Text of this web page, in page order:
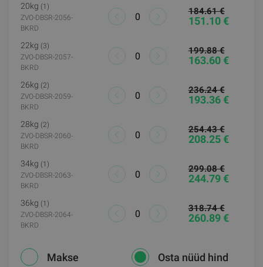
20kg (1)
ZVO-DBSR-2056-
BKRD
184.61 €
151.10 €
22kg (3)
ZVO-DBSR-2057-
BKRD
199.88 €
163.60 €
26kg (2)
ZVO-DBSR-2059-
BKRD
236.24 €
193.36 €
28kg (2)
ZVO-DBSR-2060-
BKRD
254.43 €
208.25 €
34kg (1)
ZVO-DBSR-2063-
BKRD
299.08 €
244.79 €
36kg (1)
ZVO-DBSR-2064-
BKRD
318.74 €
260.89 €
Makse Osta nüüd hind